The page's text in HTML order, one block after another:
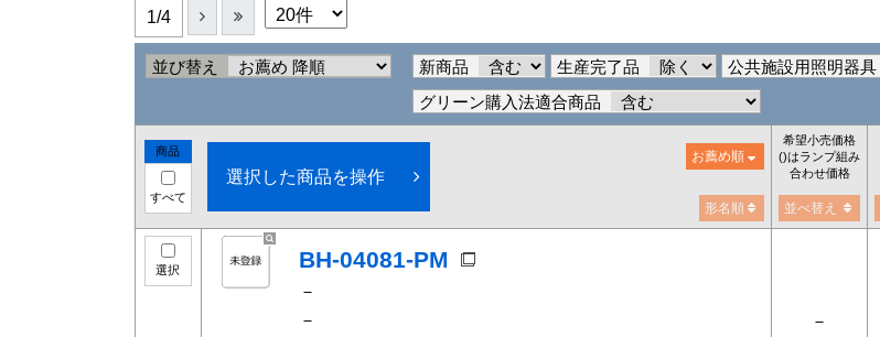
1/4
並び替え 新商品 生産完了品
公共施設用照明器具
グリーン購入法適合商品
商品
すべて
選択した商品を操作
お薦め順
希望小売価格
()はランプ組み
合わせ価格
形名順 並べ替え
選択 BH-04081-PM
－
－
－